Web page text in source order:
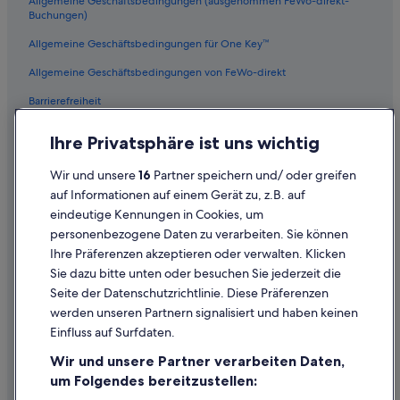
West Olive Hotels
Luxus in Douglas
Aparthotels in Holland
Hotels mit Frühstück in Holland
Buchungen)
Allgemeine Geschäftsbedingungen für One Key™
Allgemeine Geschäftsbedingungen von FeWo-direkt
Barrierefreiheit
Inhaltsrichtlinien und Melden von Inhalten
Hilfe
Hilfe
Flug stornieren
Rückerstattungsdauer
Ihre Privatsphäre ist uns wichtig
Wir und unsere16 Partner speichern und/ oder greifen
auf Informationen auf einem Gerät zu, z.B. auf
eindeutige Kennungen in Cookies, um
personenbezogene Daten zu verarbeiten. Sie können
Ihre Präferenzen akzeptieren oder verwalten. Klicken
Sie dazu bitte unten oder besuchen Sie jederzeit die
Seite der Datenschutzrichtlinie. Diese Präferenzen
werden unseren Partnern signalisiert und haben keinen
Einfluss auf Surfdaten.
Wir und unsere Partner verarbeiten Daten,
um Folgendes bereitzustellen: